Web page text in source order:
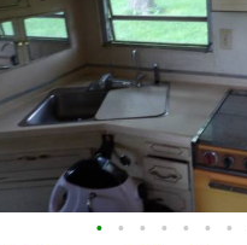
• • • • • • •